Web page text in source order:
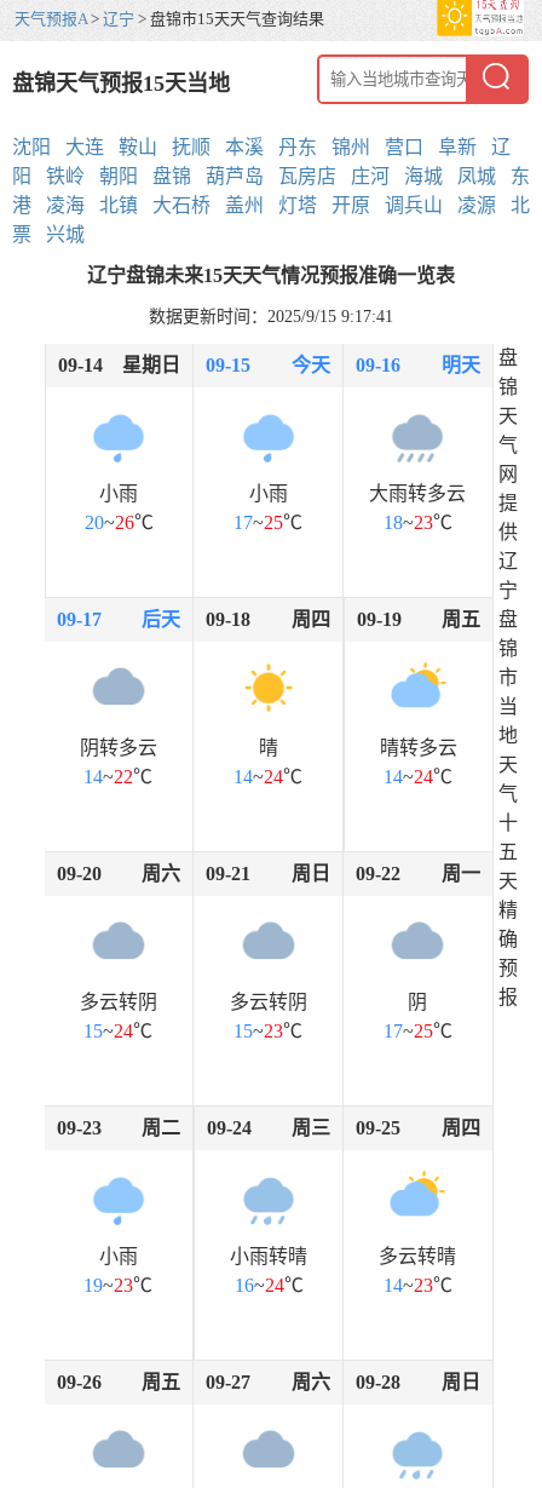
天气预报A> 辽宁 > 盘锦市15天天气查询结果
盘锦天气预报15天当地
沈阳 大连 鞍山 抚顺 本溪 丹东 锦州 营口 阜新
辽
阳
铁岭 朝阳 盘锦 葫芦岛 瓦房店 庄河 海城 凤城
东
港
凌海 北镇 大石桥 盖州 灯塔 开原 调兵山 凌源
北
票
兴城
辽宁盘锦未来15天天气情况预报准确一览表
数据更新时间：2025/9/15 9:17:41
09-14 星期日
小雨
20~26℃
09-15 今天
小雨
17~25℃
09-16 明天
大雨转多云
18~23℃
09-17 后天
阴转多云
14~22℃
09-18 周四
晴
14~24℃
09-19 周五
晴转多云
14~24℃
09-20 周六
多云转阴
15~24℃
09-21 周日
多云转阴
15~23℃
09-22 周一
阴
17~25℃
09-23 周二
小雨
19~23℃
09-24 周三
小雨转晴
16~24℃
09-25 周四
多云转晴
14~23℃
09-26 周五 09-27 周六 09-28 周日
盘
锦
天
气
网
提
供
辽
宁
盘
锦
市
当
地
天
气
十
五
天
精
确
预
报